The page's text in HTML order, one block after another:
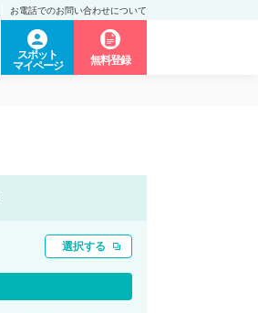
お電話でのお問い合わせについて
スポット
マイページ
無料登録
選択する